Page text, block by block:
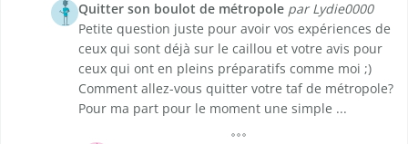
Quitter son boulot de métropole par Lydie0000
Petite question juste pour avoir vos expériences de
ceux qui sont déjà sur le caillou et votre avis pour
ceux qui ont en pleins préparatifs comme moi ;)
Comment allez-vous quitter votre taf de métropole?
Pour ma part pour le moment une simple ...